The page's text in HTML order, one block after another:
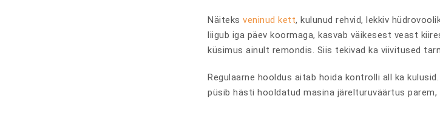
Näiteks veninud kett, kulunud rehvid, lekkiv
liigub iga päev koormaga, kasvab väikesest veast
küsimus ainult remondis. Siis tekivad ka viivitused
Regulaarne hooldus aitab hoida kontrolli all ka
püsib hästi hooldatud masina järelturuväärtus